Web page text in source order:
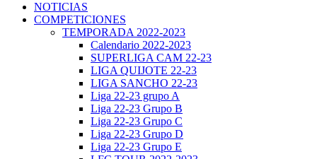
NOTICIAS
COMPETICIONES
TEMPORADA 2022-2023
Calendario 2022-2023
SUPERLIGA CAM 22-23
LIGA QUIJOTE 22-23
LIGA SANCHO 22-23
Liga 22-23 grupo A
Liga 22-23 Grupo B
Liga 22-23 Grupo C
Liga 22-23 Grupo D
Liga 22-23 Grupo E